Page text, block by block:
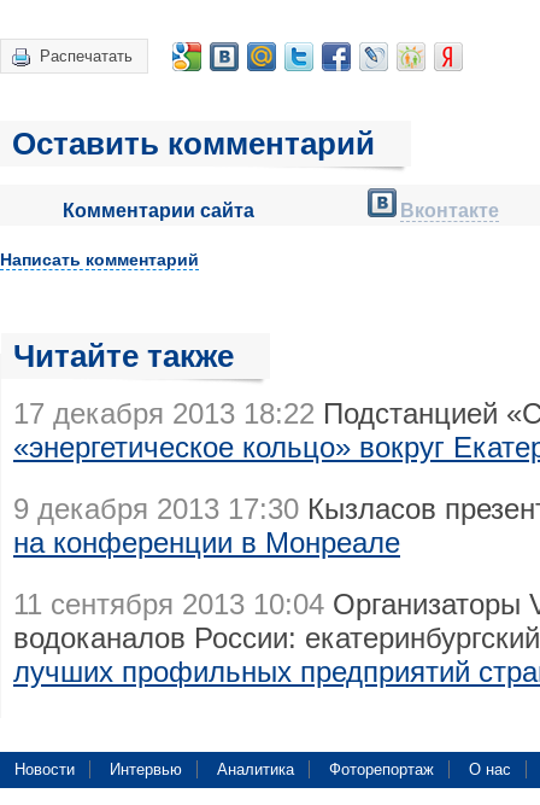
Распечатать
Оставить комментарий
Комментарии сайта Вконтакте
Написать комментарий
Читайте также
17 декабря 2013 18:22 Подстанцией
«энергетическое кольцо» вокруг
9 декабря 2013 17:30 Кызласов
на конференции в Монреале
11 сентября 2013 10:04 Организаторы
водоканалов России:
лучших профильных предприятий
Новости Интервью Аналитика Фоторепортаж О нас